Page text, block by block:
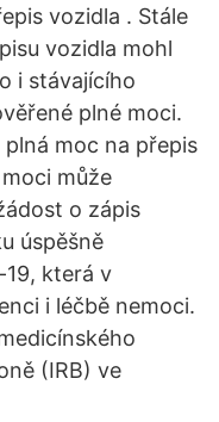
vozidla . Stále
vozidla mohl
i stávajícího
plné moci.
moc na přepis
může
o zápis
úspěšně
která v
i léčbě nemoci.
(IRB) ve